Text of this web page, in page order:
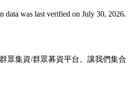
data was last verified on July 30, 2026.
眾集資/群眾募資平台。讓我們集合